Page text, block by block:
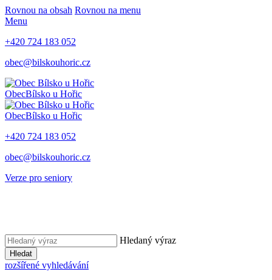
Rovnou na obsah Rovnou na menu
Menu
+420 724 183 052
obec@bilskouhoric.cz
ObecBílsko u Hořic
ObecBílsko u Hořic
+420 724 183 052
obec@bilskouhoric.cz
Verze pro seniory
Hledaný výraz
Hledat
rozšířené vyhledávání